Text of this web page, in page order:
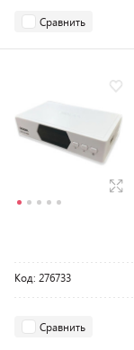
Сравнить
Код: 276733
Сравнить